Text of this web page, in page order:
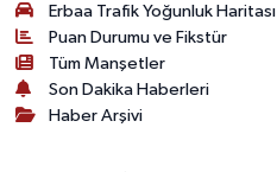
Erbaa Trafik Yoğunluk Haritası
Puan Durumu ve Fikstür
Tüm Manşetler
Son Dakika Haberleri
Haber Arşivi